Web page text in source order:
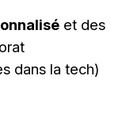
et des
dans la tech)